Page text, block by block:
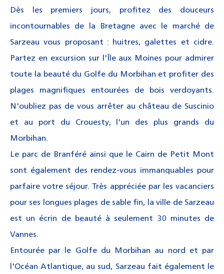
Dès les premiers jours, profitez des douceurs
incontournables de la Bretagne avec le marché de
Sarzeau vous proposant : huitres, galettes et cidre.
Partez en excursion sur l'Île aux Moines pour admirer
toute la beauté du Golfe du Morbihan et profiter des
plages magnifiques entourées de bois verdoyants.
N'oubliez pas de vous arrêter au château de Suscinio
et au port du Crouesty, l'un des plus grands du
Morbihan.
Le parc de Branféré ainsi que le Cairn de Petit Mont
sont également des rendez-vous immanquables pour
parfaire votre séjour. Très appréciée par les vacanciers
pour ses longues plages de sable fin, la ville de Sarzeau
est un écrin de beauté à seulement 30 minutes de
Vannes.
Entourée par le Golfe du Morbihan au nord et par
l'Océan Atlantique, au sud, Sarzeau fait également le